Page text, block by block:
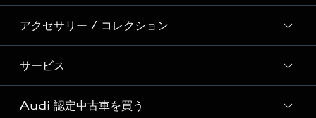
Audi Sport
Formula 1®
デジタルサービス
新車在庫検索
試乗車・展示車検索
見積り依頼
試乗予約
モデル一覧
特別仕様モデル / 限定モデル
e-tronラインアップ
価格シミュレーション
アクセサリー / コレクション
純正アクセサリー
オンラインショップ
サービス
サービス入庫予約
Audi 認定中古車を買う